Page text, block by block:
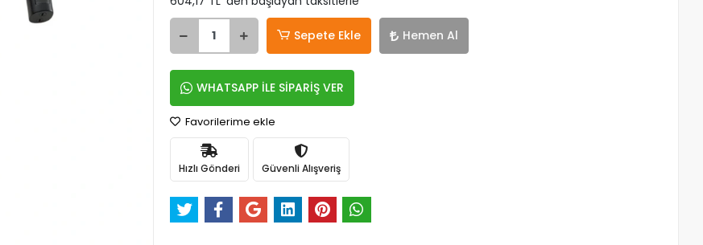
Sepete Ekle Hemen Al
WHATSAPP İLE SİPARİŞ VER
Favorilerime ekle
Hızlı Gönderi Güvenli Alışveriş